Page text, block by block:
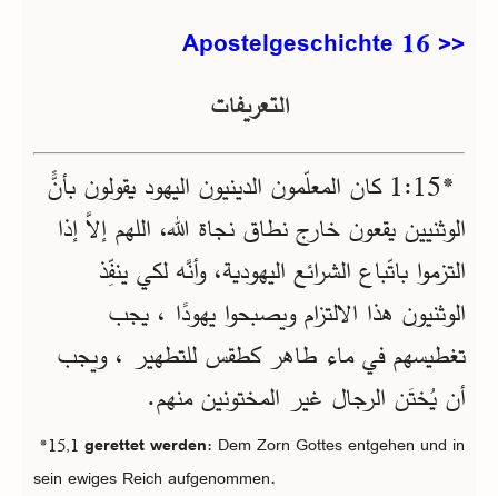
Apostelgeschichte 16 >>
التعريفات
*15‏:1 كان المعلّمون الدينيون اليهود يقولون بأنًَّ
الوثنيين يقعون خارج نطاق نجاة الله، اللهم إلاَّ إذا
التزموا باتّباع الشرائع اليهودية، وأنَّه لكي ينفِّذ
الوثنيون هذا الالتزام ويصبحوا يهودًا ، يجب
تغطيسهم في ماء طاهر كطقس للتطهير ، ويجب
أن يُختَن الرجال غير المختونين منهم.
*15,1 gerettet werden: Dem Zorn Gottes entgehen und in
sein ewiges Reich aufgenommen.